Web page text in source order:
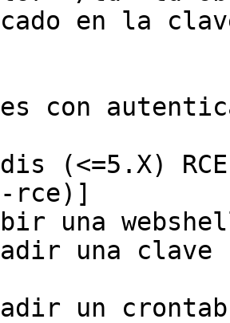
en la
con
(<=5.X)
rce)]
una
una
un